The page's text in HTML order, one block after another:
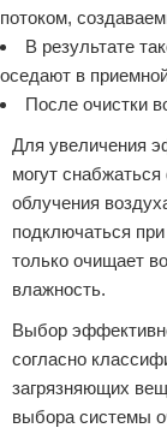
потоком,
В результате
оседают в
После очистки
Для увеличения
могут
облучения
подключаться
только очищает
влажность.
Выбор
согласно
загрязняющих
выбора системы